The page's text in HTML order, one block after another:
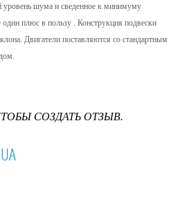
уровень шума и сведенное к минимуму
плюс в пользу . Конструкция подвески
Двигатели поставляются со стандартным
СОЗДАТЬ ОТЗЫВ.